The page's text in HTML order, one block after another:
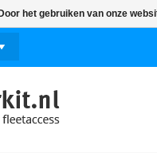
Door het gebruiken van onze